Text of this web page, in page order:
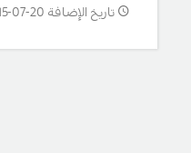
تاريخ الإضافة 20-07-2015